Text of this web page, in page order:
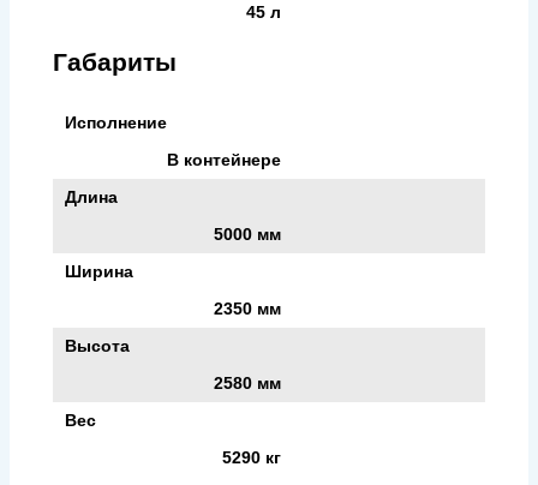
45 л
Габариты
Исполнение
В контейнере
Длина
5000 мм
Ширина
2350 мм
Высота
2580 мм
Вес
5290 кг